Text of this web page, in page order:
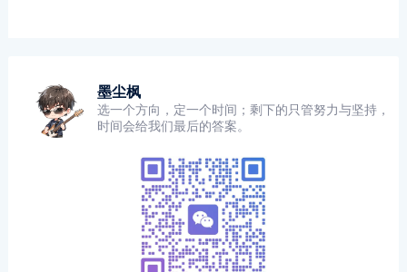
墨尘枫
选一个方向，定一个时间；剩下的只管努力与坚持，
时间会给我们最后的答案。